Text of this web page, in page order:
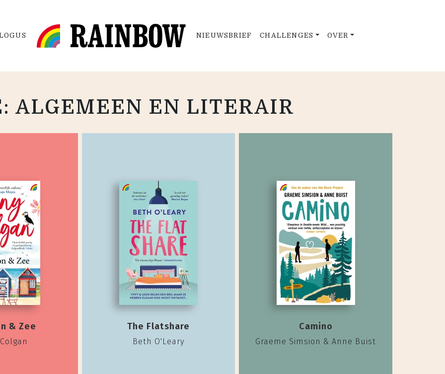
NIEUWSBRIEF CHALLENGES OVER
ALGEMEEN EN LITERAIR
& Zee The Flatshare
Beth O'Leary
Camino
Graeme Simsion & Anne Buist